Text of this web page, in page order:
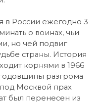
в России ежегодно 3
о воинах, чьи
но чей подвиг
страны. История
корнями в 1966
разгрома
Москвой прах
был перенесен из